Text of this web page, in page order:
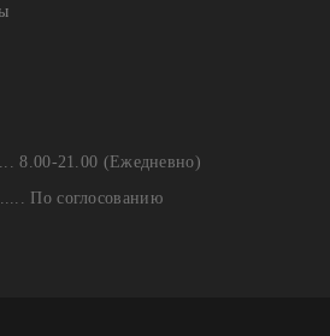
8.00-21.00 (Ежедневно)
По соглосованию